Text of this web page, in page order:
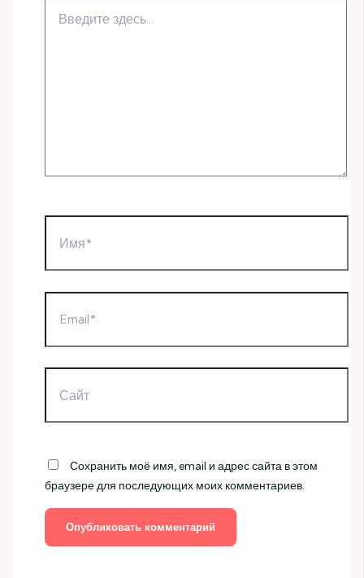
здесь...
Сохранить моё имя, email и адрес сайта в этом
браузере для последующих моих комментариев.